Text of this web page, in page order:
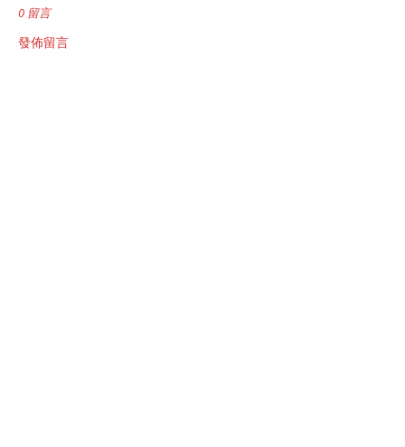
0 留言
發佈留言